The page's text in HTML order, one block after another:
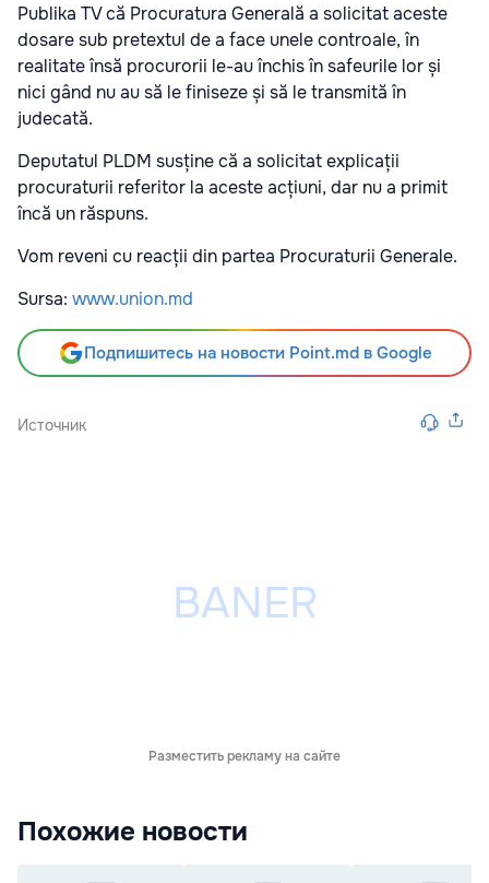
Publika TV că Procuratura Generală a solicitat aceste
dosare sub pretextul de a face unele controale, în
realitate însă procurorii le-au închis în safeurile lor și
nici gând nu au să le finiseze și să le transmită în
judecată.
Deputatul PLDM susține că a solicitat explicații
procuraturii referitor la aceste acțiuni, dar nu a primit
încă un răspuns.
Vom reveni cu reacții din partea Procuraturii Generale.
Sursa: www.union.md
Подпишитесь на новости Point.md в Google
Источник
Разместить рекламу на сайте
Похожие новости